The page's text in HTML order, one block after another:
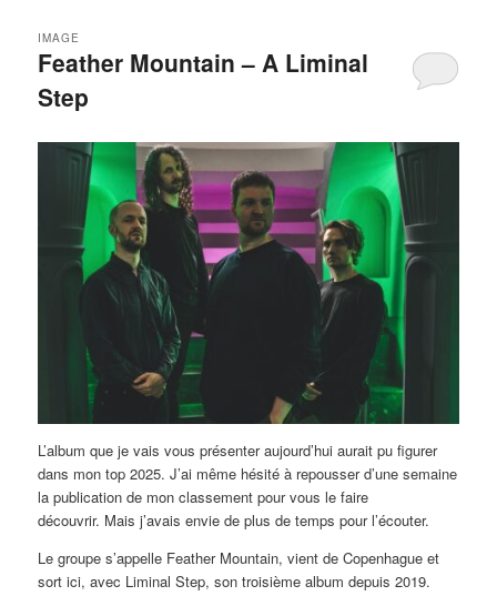
Feather Mountain – A Liminal
Step
IMAGE
L’album que je vais vous présenter aujourd’hui aurait pu figurer
dans mon top 2025. J’ai même hésité à repousser d’une semaine
la publication de mon classement pour vous le faire
découvrir. Mais j’avais envie de plus de temps pour l’écouter.
Le groupe s’appelle Feather Mountain, vient de Copenhague et
sort ici, avec Liminal Step, son troisième album depuis 2019.